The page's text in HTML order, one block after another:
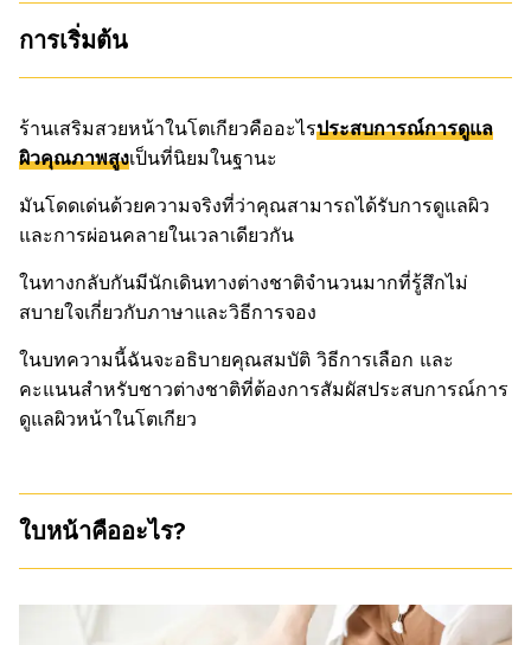
การเริ่มต้น
ร้านเสริมสวยหน้าในโตเกียวคืออะไรประสบการณ์การดูแล
ผิวคุณภาพสูงเป็นที่นิยมในฐานะ
มันโดดเด่นด้วยความจริงที่ว่าคุณสามารถได้รับการดูแลผิว
และการผ่อนคลายในเวลาเดียวกัน
ในทางกลับกันมีนักเดินทางต่างชาติจำนวนมากที่รู้สึกไม่
สบายใจเกี่ยวกับภาษาและวิธีการจอง
ในบทความนี้ฉันจะอธิบายคุณสมบัติ วิธีการเลือก และ
คะแนนสำหรับชาวต่างชาติที่ต้องการสัมผัสประสบการณ์การ
ดูแลผิวหน้าในโตเกียว
ใบหน้าคืออะไร?